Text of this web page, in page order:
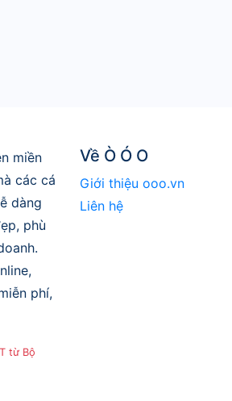
miền
các cá
dàng
phù
phí,
từ Bộ
Về Ò Ó O
Giới thiệu ooo.vn
Liên hệ